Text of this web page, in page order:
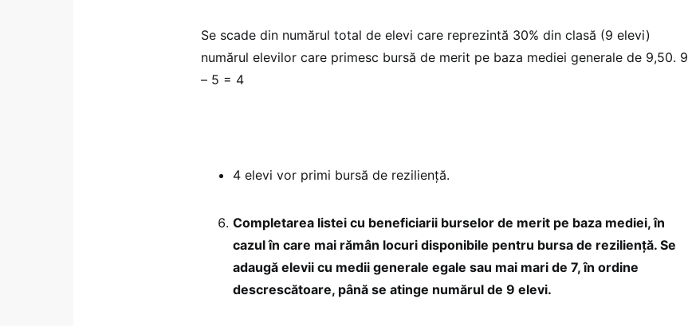
Se scade din numărul total de elevi care reprezintă 30% din clasă (9 elevi)
numărul elevilor care primesc bursă de merit pe baza mediei generale de 9,50. 9
– 5 = 4
4 elevi vor primi bursă de reziliență.
Completarea listei cu beneficiarii burselor de merit pe baza mediei, în
cazul în care mai rămân locuri disponibile pentru bursa de reziliență. Se
adaugă elevii cu medii generale egale sau mai mari de 7, în ordine
descrescătoare, până se atinge numărul de 9 elevi.